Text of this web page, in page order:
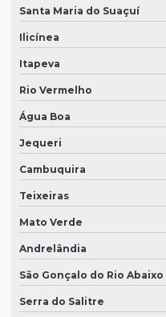
Santa Maria do Suaçuí
Ilicínea
Itapeva
Rio Vermelho
Água Boa
Jequeri
Cambuquira
Teixeiras
Mato Verde
Andrelândia
São Gonçalo do Rio Abaixo
Serra do Salitre